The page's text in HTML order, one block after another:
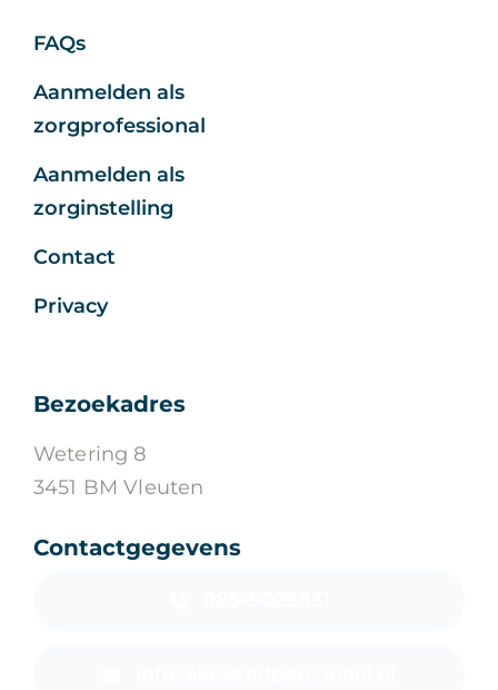
FAQs
Aanmelden als
zorgprofessional
Aanmelden als
zorginstelling
Contact
Privacy
Bezoekadres
Wetering 8
3451 BM Vleuten
Contactgegevens